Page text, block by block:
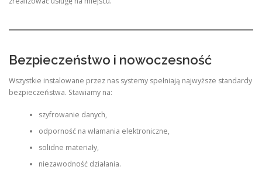
Bezpieczeństwo i nowoczesność
Wszystkie instalowane przez nas systemy spełniają najwyższe standardy
bezpieczeństwa. Stawiamy na:
szyfrowanie danych,
odporność na włamania elektroniczne,
solidne materiały,
niezawodność działania.